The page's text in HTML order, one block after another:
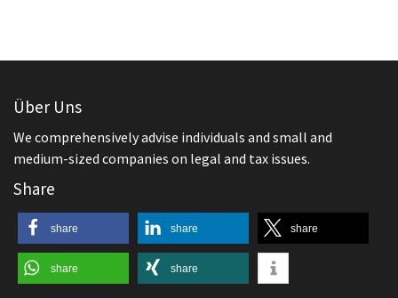
Über Uns
We comprehensively advise individuals and small and
medium-sized companies on legal and tax issues.
Share
share share share
share share